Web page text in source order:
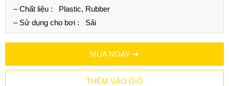
– Chất liệu : Plastic, Rubber
– Sử dụng cho bơi : Sải
MUA NGAY ➜
THÊM VÀO GIỎ